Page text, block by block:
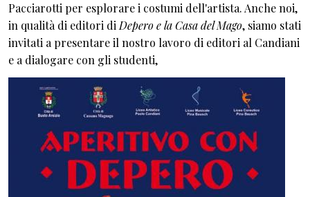
Pacciarotti per esplorare i costumi dell'artista. Anche noi,
in qualità di editori diDepero e la Casa del Mago, siamo stati
invitati a presentare il nostro lavoro di editori al Candiani
e a dialogare con gli studenti,